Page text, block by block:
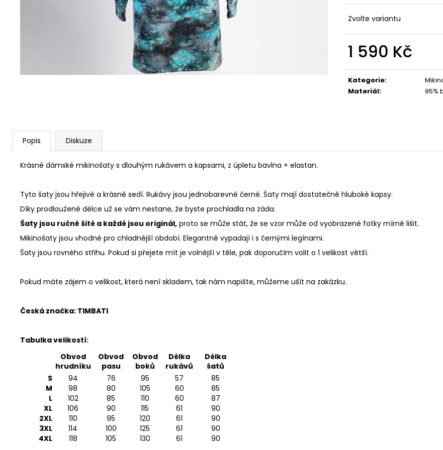
Zvolte variantu
1 590 Kč
cena:
Kategorie:
Materiál: 95%
Popis Diskuze
Krásné dámské mikinošaty s dlouhým rukávem a kapsami, z úpletu bavlna + elastan.
Tyto šaty jsou hřejivé a krásně sedí. Rukávy jsou jednobarevné černé. Šaty mají dostatečně hluboké kapsy.
Díky prodloužené délce už se vám nestane, že byste prochladla na záda.
Šaty jsou ručně šité a každé jsou originál, proto se může stát, že se vzor může od vyobrazené fotky mírně lišit.
Mikinošaty jsou vhodné pro chladnější období. Elegantně vypadají i s černými legínami.
Šaty jsou rovného střihu. Pokud si přejete mít je volnější v těle, pak doporučím volit o 1 velikost větší.
Pokud máte zájem o velikost, která není skladem, tak nám napište, můžeme ušít na zakázku.
Česká značka: TIMBATI
Tabulka velikostí:
Obvod
hrudníku
Obvod
pasu
Obvod
boků
Délka
rukávů
Délka
šatů
S
94 76 95 57
85
M
98 80 105 60
85
L
102 85 110 60
87
XL
106 90 115 61
90
2XL
110 95 120 61
90
3XL
114 100 125 61
90
4XL
118 105 130 61 90
1 490 Kč
1 490 Kč